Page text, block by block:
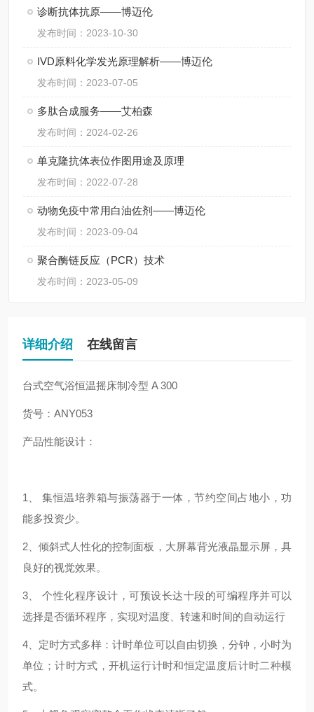
诊断抗体抗原——博迈伦
发布时间：2023-10-30
IVD原料化学发光原理解析——博迈伦
发布时间：2023-07-05
多肽合成服务——艾柏森
发布时间：2024-02-26
单克隆抗体表位作图用途及原理
发布时间：2022-07-28
动物免疫中常用白油佐剂——博迈伦
发布时间：2023-09-04
聚合酶链反应（PCR）技术
发布时间：2023-05-09
详细介绍 在线留言
台式空气浴恒温摇床制冷型 A 300
货号： ANY053
产品性能设计：
1
集恒温培养箱与振荡器于一体，节约空间占地小，功
能多投资少。
2 、倾斜式人性化的控制面板，大屏幕背光液晶显示屏，具
良好的视觉效果。
3
个性化程序设计，可预设长达十段的可编程序并可以
选择是否循环程序，实现对温度、转速和时间的自动运行
4 、定时方式多样：计时单位可以自由切换，分钟，小时为
单位；计时方式，开机运行计时和恒定温度后计时二种模
式。